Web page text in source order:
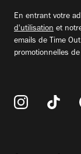
En entrant votre
d'utilisation et
emails de Time
promotionnelles